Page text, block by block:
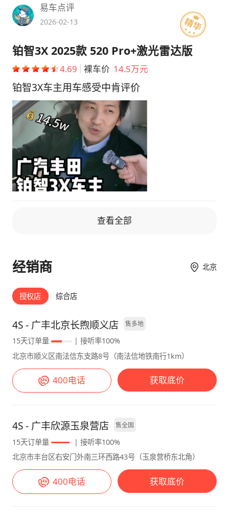
寸，我考虑只是通勤，去远门开油车，就没加钱
上。但是也够用，雨天急刹不打滑，这点很不
错。还有就是价钱上没少，磨了很多次，送了贴
膜和全车换皮革，与五次保养。空间是真大，可
以放两辆单车。后排放倒，可以当床睡，回老家
时，孩子闹着在车里睡了好几天，电车不担心有
一氧化碳。还不错，头顶还有富余。比我原先油
车大！ 【提车价格】 提车的价格是一分没少，
不过早买早享受吧。一年要开2万多公里，省了
很多油费。 【驾驶感受】 驾驶感觉上还不错，
我开惯奔驰了，操控只能说一般。只能给4分
吧。可能是车头轻吧，但已经超越很多电车了。
离油车的好操控还是有一段距离。 系统调教上
真的舒服，特别是可以关闭动能回收，家人没晕
过车。比亚迪那辆，除了我自己开，家人都不愿
频繁打滑，我都不敢开得太快，刹车也没有信
舒适。 【续航情况】 要开出好的能耗，起步不
要太快，慢一些，夏天带空调可以到12.8 - 13.3
电耗。起步大电门，那就很高。经常开60+ ，电
耗很满意。没有黑子说的那么不堪。毕竟车重摆
走。 【内饰】 内饰还行，中规中矩。可利用的
地方挺多。没有特别突出，只能说一般，离国产
新能源有点差距，太朴素。四S帮换掉了织布，
还是不错的。 【外观】 外观就现在的新能源来
说，还是有差距。比起国产新能源上的设计来对
比，还是有不足。没有很惊艳，但中规中矩。
子在回老家的时候很喜欢在车上睡，没有一氧化
碳。不用担心安全问题。 【智能化表现】 我买
的纯通勤用，要求就是十万左右纯电，所以最低
配430版，没有智驾，不评价。等以后L3成熟了
再买智驾车。 【充电时间】 快充半小时，家里
装了家充，20%到充满，5个多小时。 【舒适
易车点评
2026-02-13
铂智3X 2025款 520 Pro+激光雷达版
4.69 裸车价 14.5万元
铂智3X车主用车感受中肯评价
查看全部
经销商 北京
授权店 综合店
4S - 广丰北京长煦顺义店 售多地
15天订单量
| 接听率100%
北京市顺义区南法信东支路8号（南法信地铁南行1km）
400电话 获取底价
4S - 广丰欣源玉泉营店 售全国
15天订单量
| 接听率100%
北京市丰台区右安门外南三环西路43号（玉泉营桥东北角）
400电话 获取底价